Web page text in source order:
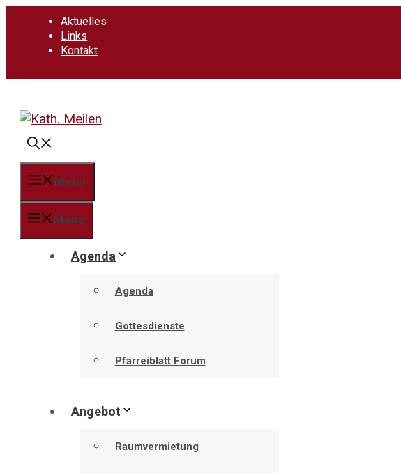
Aktuelles
Links
Kontakt
Menu
Menu
Agenda
Agenda
Gottesdienste
Pfarreiblatt Forum
Angebot
Raumvermietung